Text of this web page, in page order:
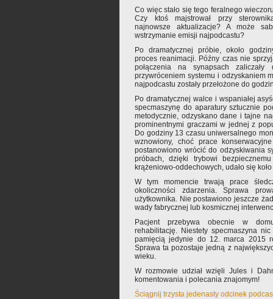
Co więc stało się tego feralnego
Czy ktoś majstrował przy
najnowsze aktualizacje? A może
wstrzymanie emisji najpodcastu?
Po dramatycznej próbie, około
proces reanimacji. Późny czas nie
połączenia na synapsach
przywróceniem systemu i odzyskaniem
najpodcastu zostały przełożone do
Po dramatycznej walce i wspaniałej
specmaszynę do aparatury sztucznie
metodycznie, odzyskano dane i tajne
prominentnymi graczami w jednej z
Do godziny 13 czasu uniwersalnego
wznowiony, choć prace
postanowiono wrócić do odzyskiwania
próbach, dzięki trybowi
krążeniowo-oddechowych, udało się
W tym momencie trwają prace
okoliczności zdarzenia. Sprawa
użytkownika. Nie postawiono jeszcze
wady fabrycznej lub kosmicznej
Pacjent przebywa obecnie w
rehabilitację. Niestety specmaszyna
pamięcią jedynie do 12. marca 2015
Sprawa ta pozostaje jedną z
wieku.
W rozmowie udział wzięli Jules i
komentowania i polecania znajomym!
Ściągnij trzysta jedenasty odcinek